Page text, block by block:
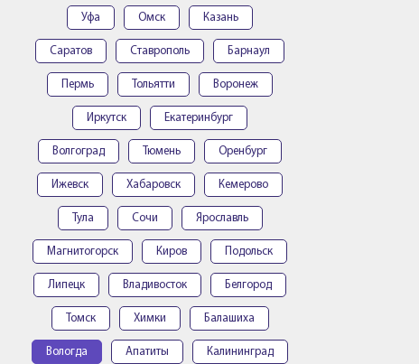
Уфа Омск Казань
Саратов Ставрополь Барнаул
Пермь Тольятти Воронеж
Иркутск Екатеринбург
Волгоград Тюмень Оренбург
Ижевск Хабаровск Кемерово
Тула Сочи Ярославль
Магнитогорск Киров Подольск
Липецк Владивосток Белгород
Томск Химки Балашиха
Вологда Апатиты Калининград